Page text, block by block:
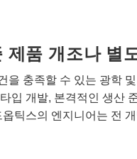
품 개조나 별
을 충족할 수 있는 광학
입 개발, 본격적인 생산
틱스의 엔지니어는 전